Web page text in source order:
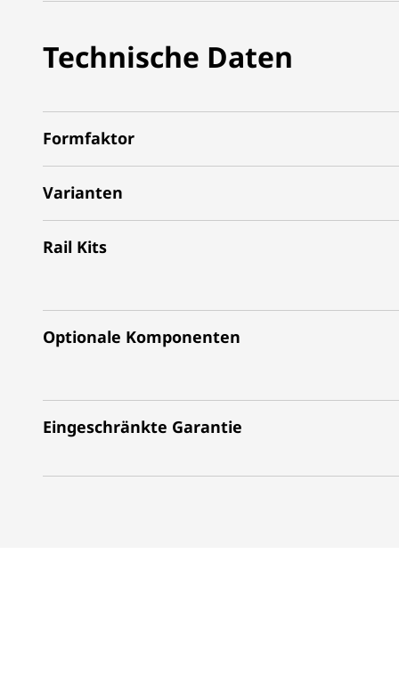
Technische Daten
Formfaktor
Varianten
Rail Kits
Optionale Komponenten
Eingeschränkte Garantie